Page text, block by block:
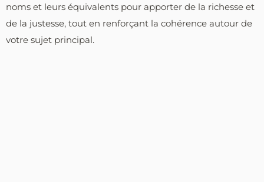
noms et leurs équivalents pour apporter de la richesse et
de la justesse, tout en renforçant la cohérence autour de
votre sujet principal.